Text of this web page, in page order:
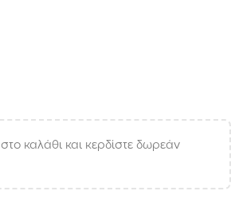
στο καλάθι και κερδίστε δωρεάν